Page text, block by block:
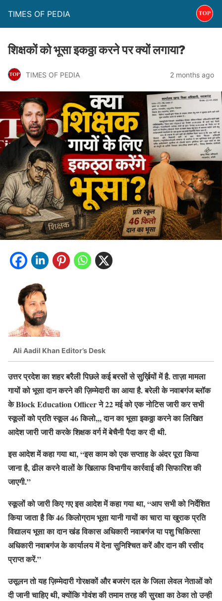
TIMES OF PEDIA
शिक्षकों को भूसा इकठ्ठा करने पर क्यों लगाया?
TIMES OF PEDIA 2 months ago
Ali Aadil Khan Editor’s Desk
उत्तर प्रदेश का शहर बरैली पिछले कई बरसों से सुर्ख़ियों में है. ताज़ा मामला
गायों को भूसा दान करने की ज़िम्मेदारी का आया है.बरेली के नवाबगंज ब्लॉक
के Block Education Officer ने 22 मई को एक नोटिस जारी कर सभी
स्कूलों को प्रति स्कूल 46 किलो,,, दान का भूसा इकठ्ठा करने का लिखित
आदेश जारी जारी करके शिक्षक वर्ग में बेचैनी पैदा कर दी थी.
इस आदेश में कहा गया था, “इस काम को एक सप्ताह के अंदर पूरा किया
जाना है, ढील करने वालों के खिलाफ विभागीय कार्रवाई की सिफारिश की
जाएगी.”
स्कूलों को जारी किए गए इस आदेश में कहा गया था, “आप सभी को निर्देशित
किया जाता है कि 46 किलोग्राम भूसा यानी गायों का चारा या खुराक प्रति
विद्यालय भूसा का दान खंड विकास अधिकारी नवाबगंज या पशु चिकित्सा
अधिकारी नवाबगंज के कार्यालय में देना सुनिश्चित करें और दान की रसीद
प्राप्त करें.”
उसूलन तो यह ज़िम्मेदारी गोरक्षकों और बजरंग दल के जिला लेवल नेताओं को
दी जानी चाहिए थी, क्योंकि गोवंश की तमाम तरह की सुरक्षा का ठेका तो उन्ही